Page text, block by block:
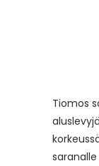
Tiomos